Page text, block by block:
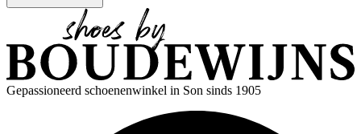
Gepassioneerd schoenenwinkel in Son sinds 1905